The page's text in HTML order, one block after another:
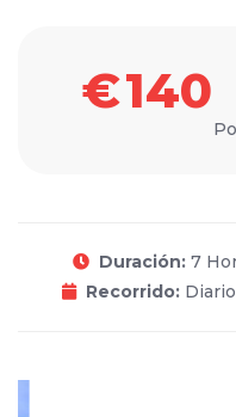
€140
Duración: 7
Recorrido: